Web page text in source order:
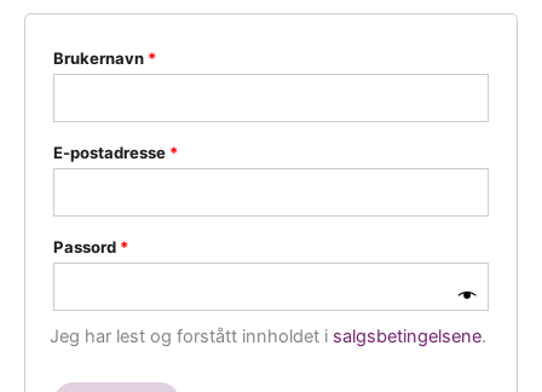
Brukernavn *Påkrevd
E-postadresse *Påkrevd
Passord *Påkrevd
Jeg har lest og forstått innholdet i salgsbetingelsene.